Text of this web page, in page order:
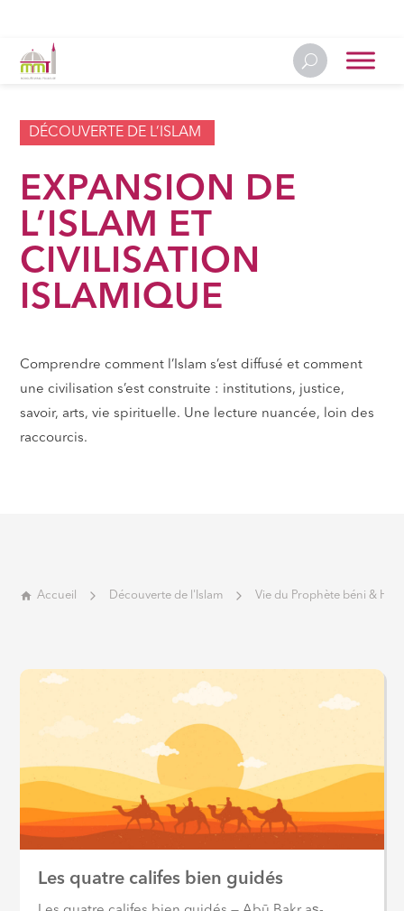
DÉCOUVERTE DE L’ISLAM
EXPANSION DE
L’ISLAM ET
CIVILISATION
ISLAMIQUE
Comprendre comment l’Islam s’est diffusé et comment
une civilisation s’est construite : institutions, justice,
savoir, arts, vie spirituelle. Une lecture nuancée, loin des
raccourcis.
Accueil Découverte de l'Islam Vie du Prophète béni &
Les quatre califes bien guidés